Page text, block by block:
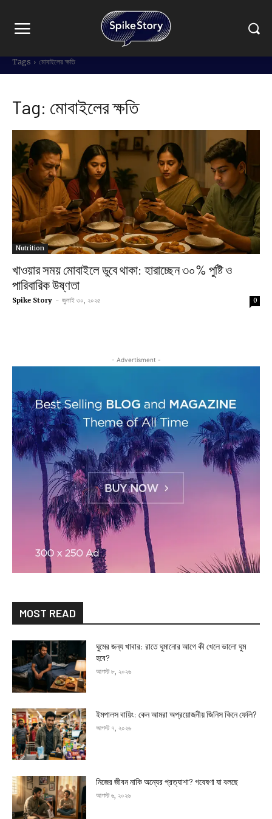
Tags মোবাইলের ক্ষতি
Tag: মোবাইলের ক্ষতি
Nutrition
খাওয়ার সময় মোবাইলে ডুবে থাকা: হারাচ্ছেন ৩০% পুষ্টি ও
পারিবারিক উষ্ণতা
Spike Story - জুলাই ৩০, ২০২৫ 0
- Advertisment -
MOST READ
ঘুমের জন্য খাবার: রাতে ঘুমানোর আগে কী খেলে ভালো ঘুম
হবে?
আগস্ট ৮, ২০২৬
ইমপালস বায়িং: কেন আমরা অপ্রয়োজনীয় জিনিস কিনে ফেলি?
আগস্ট ৭, ২০২৬
নিজের জীবন নাকি অন্যের প্রত্যাশা? গবেষণা যা বলছে
আগস্ট ৬, ২০২৬